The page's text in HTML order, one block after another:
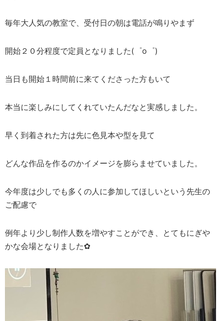
毎年大人気の教室で、受付日の朝は電話が鳴りやまず
開始２０分程度で定員となりました(゜o゜)
当日も開始１時間前に来てくださった方もいて
本当に楽しみにしてくれていたんだなと実感しました。
早く到着された方は先に色見本や型を見て
どんな作品を作るのかイメージを膨らませていました。
今年度は少しでも多くの人に参加してほしいという先生の
ご配慮で
例年より少し制作人数を増やすことができ、とてもにぎや
かな会場となりました✿